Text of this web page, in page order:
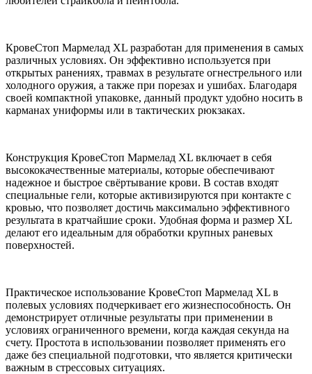
КровеСтоп Мармелад XL разработан для применения в самых
различных условиях. Он эффективно используется при
открытых ранениях, травмах в результате огнестрельного или
холодного оружия, а также при порезах и ушибах. Благодаря
своей компактной упаковке, данный продукт удобно носить в
карманах униформы или в тактических рюкзаках.
Конструкция КровеСтоп Мармелад XL включает в себя
высококачественные материалы, которые обеспечивают
надежное и быстрое свёртывание крови. В состав входят
специальные гели, которые активизируются при контакте с
кровью, что позволяет достичь максимально эффективного
результата в кратчайшие сроки. Удобная форма и размер XL
делают его идеальным для обработки крупных раневых
поверхностей.
Практическое использование КровеСтоп Мармелад XL в
полевых условиях подчеркивает его жизнеспособность. Он
демонстрирует отличные результаты при применении в
условиях ограниченного времени, когда каждая секунда на
счету. Простота в использовании позволяет применять его
даже без специальной подготовки, что является критически
важным в стрессовых ситуациях.